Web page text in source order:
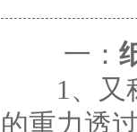
一：
1、又称
的重力透